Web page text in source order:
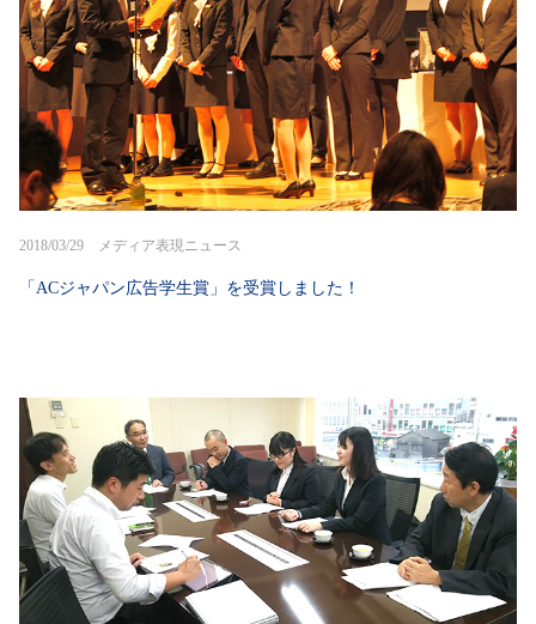
2018/03/29 メディア表現ニュース
「ACジャパン広告学生賞」を受賞しました！